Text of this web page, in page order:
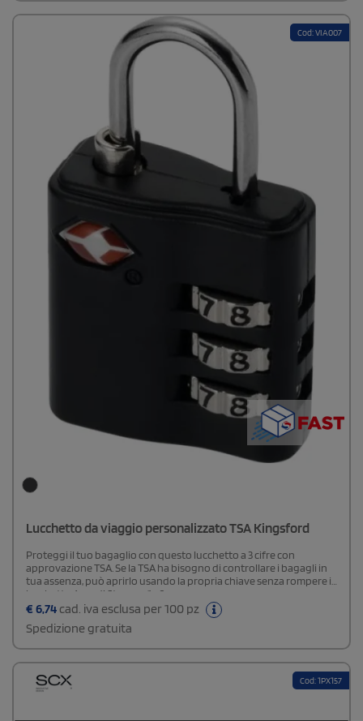
Cod: VIA007
Lucchetto da viaggio personalizzato TSA Kingsford
Proteggi il tuo bagaglio con questo lucchetto a 3 cifre con
approvazione TSA. Se la TSA ha bisogno di controllare i bagagli in
tua assenza, può aprirlo usando la propria chiave senza rompere il
lucchetto.Area di Stampa: 1 x 2 cm.
€ 6,74 cad. iva esclusa per 100 pz
Spedizione gratuita
Cod: 1PX157